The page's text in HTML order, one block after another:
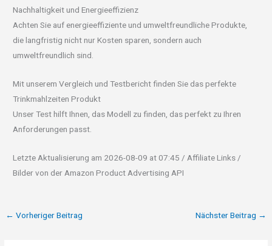
Nachhaltigkeit und Energieeffizienz
Achten Sie auf energieeffiziente und umweltfreundliche Produkte,
die langfristig nicht nur Kosten sparen, sondern auch
umweltfreundlich sind.
Mit unserem Vergleich und Testbericht finden Sie das perfekte
Trinkmahlzeiten Produkt
Unser Test hilft Ihnen, das Modell zu finden, das perfekt zu Ihren
Anforderungen passt.
Letzte Aktualisierung am 2026-08-09 at 07:45 / Affiliate Links /
Bilder von der Amazon Product Advertising API
← Vorheriger Beitrag Nächster Beitrag →